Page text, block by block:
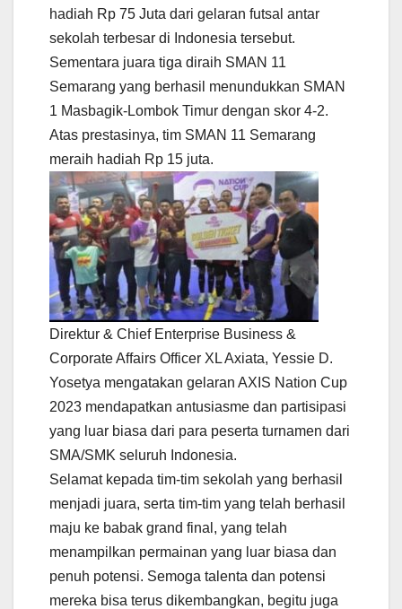
hadiah Rp 75 Juta dari gelaran futsal antar
sekolah terbesar di Indonesia tersebut.
Sementara juara tiga diraih SMAN 11
Semarang yang berhasil menundukkan SMAN
1 Masbagik-Lombok Timur dengan skor 4-2.
Atas prestasinya, tim SMAN 11 Semarang
meraih hadiah Rp 15 juta.
Direktur & Chief Enterprise Business &
Corporate Affairs Officer XL Axiata, Yessie D.
Yosetya mengatakan gelaran AXIS Nation Cup
2023 mendapatkan antusiasme dan partisipasi
yang luar biasa dari para peserta turnamen dari
SMA/SMK seluruh Indonesia.
Selamat kepada tim-tim sekolah yang berhasil
menjadi juara, serta tim-tim yang telah berhasil
maju ke babak grand final, yang telah
menampilkan permainan yang luar biasa dan
penuh potensi. Semoga talenta dan potensi
mereka bisa terus dikembangkan, begitu juga